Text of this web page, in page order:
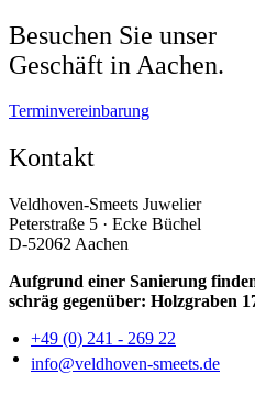
Besuchen Sie unser
Geschäft in Aachen.
Terminvereinbarung
Kontakt
Veldhoven-Smeets Juwelier
Peterstraße 5 · Ecke Büchel
D-52062 Aachen
Aufgrund einer Sanierung
schräg gegenüber: Holzgraben
+49 (0) 241 - 269 22
info@veldhoven-smeets.de